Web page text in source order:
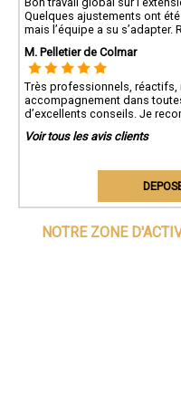
Quelques ajustements ont
mais l’équipe a su
M. Pelletier de Colmar
Très professionnels, réactifs,
accompagnement dans
d’excellents conseils. Je
Voir tous les avis clients
NOTRE ZONE